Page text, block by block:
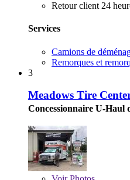
Retour client 24
Services
Camions de
Remorques et
3
Meadows Tire
Concessionnaire U-Haul